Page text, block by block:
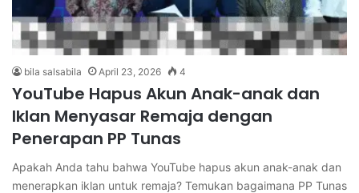
bila salsabila April 23, 2026 4
YouTube Hapus Akun Anak-anak dan
Iklan Menyasar Remaja dengan
Penerapan PP Tunas
Apakah Anda tahu bahwa YouTube hapus akun anak-anak dan
menerapkan iklan untuk remaja? Temukan bagaimana PP Tunas